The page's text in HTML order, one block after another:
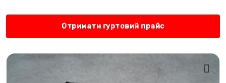
Отримати гуртовий прайс